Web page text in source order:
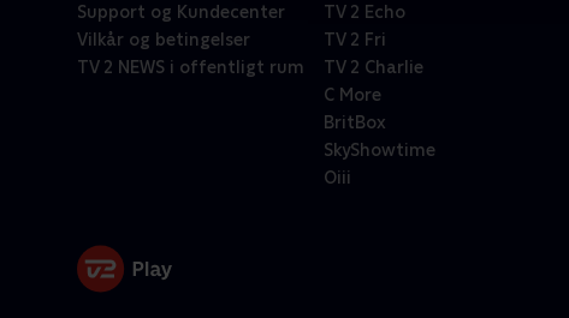
Support og Kundecenter
Vilkår og betingelser
TV 2 NEWS i offentligt rum
TV 2 Echo
TV 2 Fri
TV 2 Charlie
C More
BritBox
SkyShowtime
Oiii